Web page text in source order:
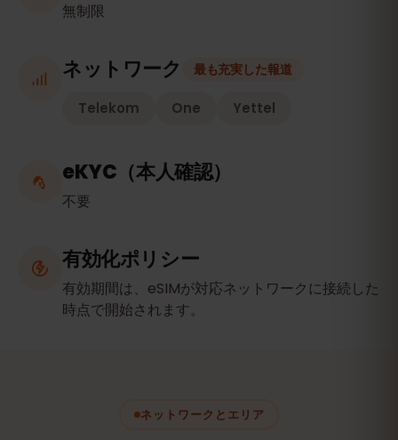
無制限
ネットワーク 最も充実した報道
Telekom One Yettel
eKYC（本人確認）
不要
有効化ポリシー
有効期間は、eSIMが対応ネットワークに接続した
時点で開始されます。
ネットワークとエリア